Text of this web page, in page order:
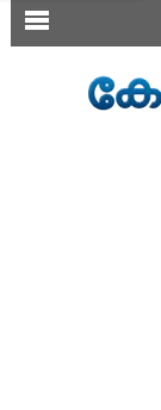
SECTIONS